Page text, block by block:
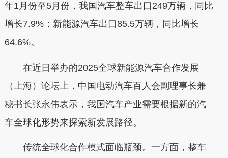
年1月份至5月份，我国汽车整车出口249万辆，同比
增长7.9%；新能源汽车出口85.5万辆，同比增长
64.6%。
在近日举办的2025全球新能源汽车合作发展
（上海）论坛上，中国电动汽车百人会副理事长兼
秘书长张永伟表示，我国汽车产业需要根据新的汽
车全球化形势来探索新发展路径。
传统全球化合作模式面临瓶颈。一方面，整车